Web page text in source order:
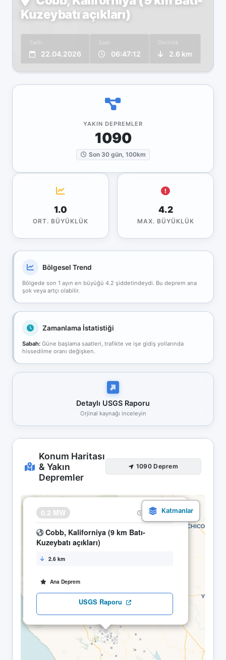
Kuzeybatı açıkları)
Tarih
22.04.2026
Saat
06:47:12
Derinlik
2.6 km
YAKIN DEPREMLER
1090
Son 30 gün, 100km
1.0
ORT. BÜYÜKLÜK
4.2
MAX. BÜYÜKLÜK
Bölgesel Trend
Bölgede son 1 ayın en büyüğü 4.2 şiddetindeydi. Bu deprem ana
şok veya artçı olabilir.
Zamanlama İstatistiği
Sabah: Güne başlama saatleri, trafikte ve işe gidiş yollarında
hissedilme oranı değişken.
Detaylı USGS Raporu
Orjinal kaynağı inceleyin
Konum Haritası
& Yakın
Depremler
1090 Deprem
0.2 MW 22.04 06:47
Cobb, Kaliforniya (9 km Batı-
Kuzeybatı açıkları)
2.6 km
Ana Deprem
USGS Raporu
×